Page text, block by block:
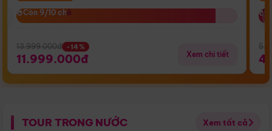
Còn 9/10 chỗ
Còn 9/10 chỗ
13.999.000đ -14%
11.999.000đ Xem chi tiết
TOUR TRONG NƯỚC Xem tất cả
Điểm nổi bật